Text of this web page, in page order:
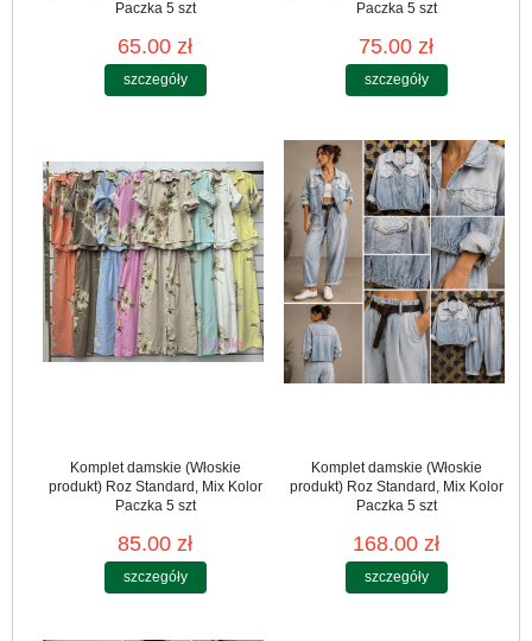
Paczka 5 szt
65.00 zł
szczegóły
Paczka 5 szt
75.00 zł
szczegóły
Komplet damskie (Włoskie
produkt) Roz Standard, Mix Kolor
Paczka 5 szt
85.00 zł
szczegóły
Komplet damskie (Włoskie
produkt) Roz Standard, Mix Kolor
Paczka 5 szt
168.00 zł
szczegóły